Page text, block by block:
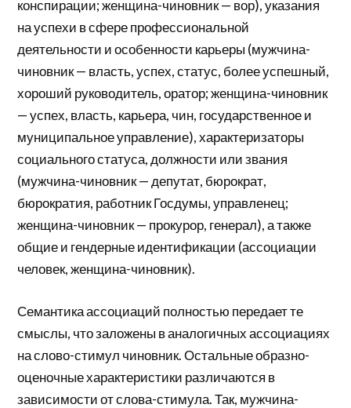
конспирации; женщина-чиновник — вор), указания
на успехи в сфере профессиональной
деятельности и особенности карьеры (мужчина-
чиновник — власть, успех, статус, более успешный,
хороший руководитель, оратор; женщина-чиновник
— успех, власть, карьера, чин, государственное и
муниципальное управление), характеризаторы
социального статуса, должности или звания
(мужчина-чиновник — депутат, бюрократ,
бюрократия, работник Госдумы, управленец;
женщина-чиновник — прокурор, генерал), а также
общие и гендерные идентификации (ассоциации
человек, женщина-чиновник).
Семантика ассоциаций полностью передает те
смыслы, что заложены в аналогичных ассоциациях
на слово-стимул чиновник. Остальные образно-
оценочные характеристики различаются в
зависимости от слова-стимула. Так, мужчина-